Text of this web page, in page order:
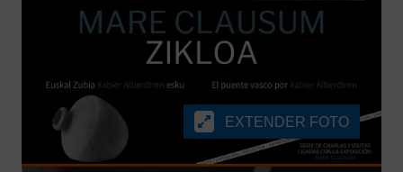
EXTENDER FOTO